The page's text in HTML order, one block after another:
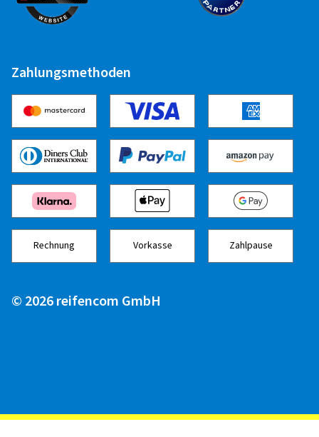
Zahlungsmethoden
Rechnung Vorkasse Zahlpause
© 2026 reifencom GmbH